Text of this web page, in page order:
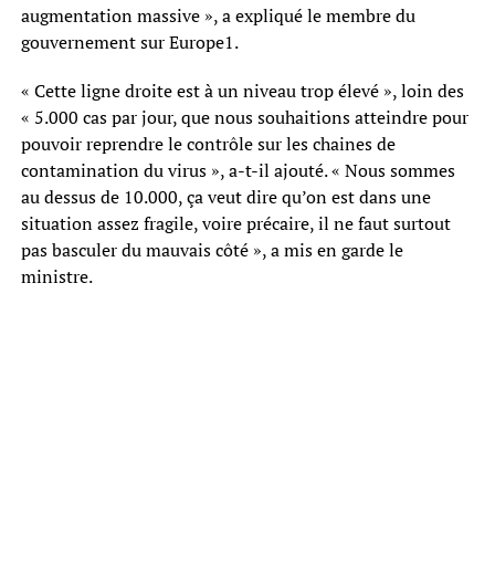
augmentation massive », a expliqué le membre du
gouvernement sur Europe1.
« Cette ligne droite est à un niveau trop élevé », loin des
« 5.000 cas par jour, que nous souhaitions atteindre pour
pouvoir reprendre le contrôle sur les chaines de
contamination du virus », a-t-il ajouté. « Nous sommes
au dessus de 10.000, ça veut dire qu’on est dans une
situation assez fragile, voire précaire, il ne faut surtout
pas basculer du mauvais côté », a mis en garde le
ministre.